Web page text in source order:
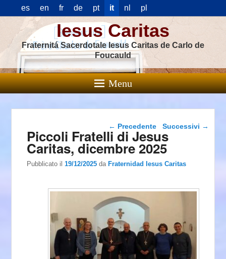
es en fr de pt it nl pl
Iesus Caritas
Fraternitá Sacerdotale Iesus Caritas de Carlo de
Foucauld
Menu
Navigazione articolo
← Precedente Successivi →
Piccoli Fratelli di Jesus
Caritas, dicembre 2025
Pubblicato il19/12/2025 daFraternidad Iesus Caritas